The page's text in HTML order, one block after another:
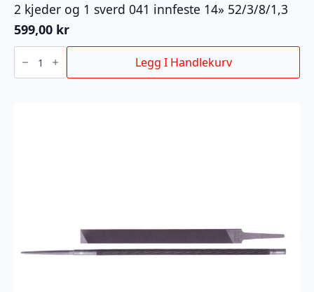
2 kjeder og 1 sverd 041 innfeste 14» 52/3/8/1,3
599,00 kr
2
kjeder
1
Legg I Handlekurv